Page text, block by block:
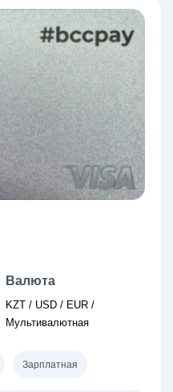
Валюта
KZT / USD / EUR /
Мультивалютная
Зарплатная